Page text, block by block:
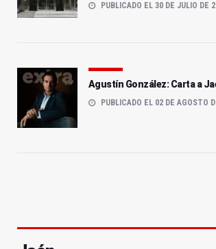
PUBLICADO EL 30 DE JULIO DE
Agustín González: Carta a
PUBLICADO EL 02 DE AGOSTO